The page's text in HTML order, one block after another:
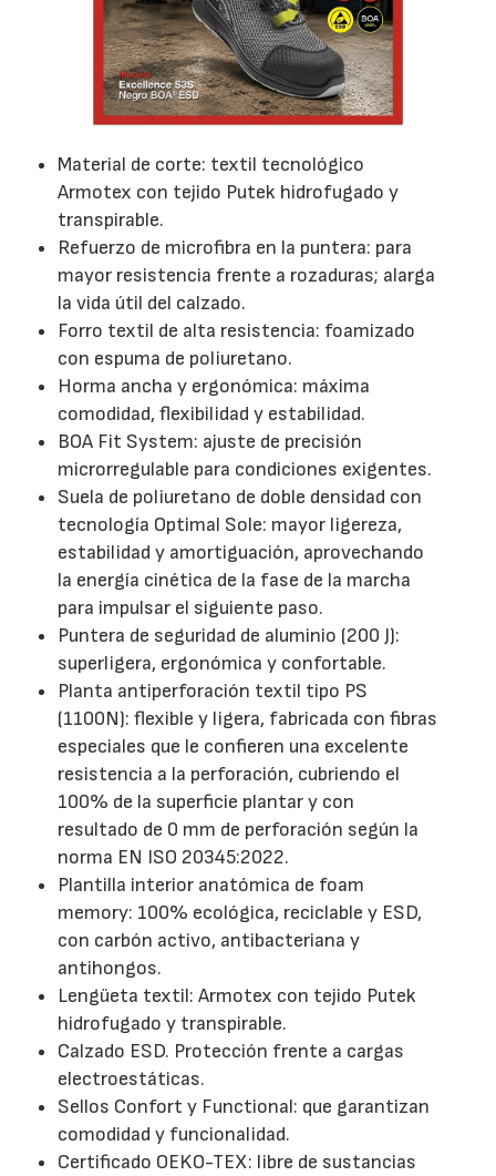
Material de corte: textil tecnológico
Armotex con tejido Putek hidrofugado y
transpirable.
Refuerzo de microfibra en la puntera: para
mayor resistencia frente a rozaduras; alarga
la vida útil del calzado.
Forro textil de alta resistencia: foamizado
con espuma de poliuretano.
Horma ancha y ergonómica: máxima
comodidad, flexibilidad y estabilidad.
BOA Fit System: ajuste de precisión
microrregulable para condiciones exigentes.
Suela de poliuretano de doble densidad con
tecnología Optimal Sole: mayor ligereza,
estabilidad y amortiguación, aprovechando
la energía cinética de la fase de la marcha
para impulsar el siguiente paso.
Puntera de seguridad de aluminio (200 J):
superligera, ergonómica y confortable.
Planta antiperforación textil tipo PS
(1100N): flexible y ligera, fabricada con fibras
especiales que le confieren una excelente
resistencia a la perforación, cubriendo el
100% de la superficie plantar y con
resultado de 0 mm de perforación según la
norma EN ISO 20345:2022.
Plantilla interior anatómica de foam
memory: 100% ecológica, reciclable y ESD,
con carbón activo, antibacteriana y
antihongos.
Lengüeta textil: Armotex con tejido Putek
hidrofugado y transpirable.
Calzado ESD. Protección frente a cargas
electroestáticas.
Sellos Confort y Functional: que garantizan
comodidad y funcionalidad.
Certificado OEKO-TEX: libre de sustancias